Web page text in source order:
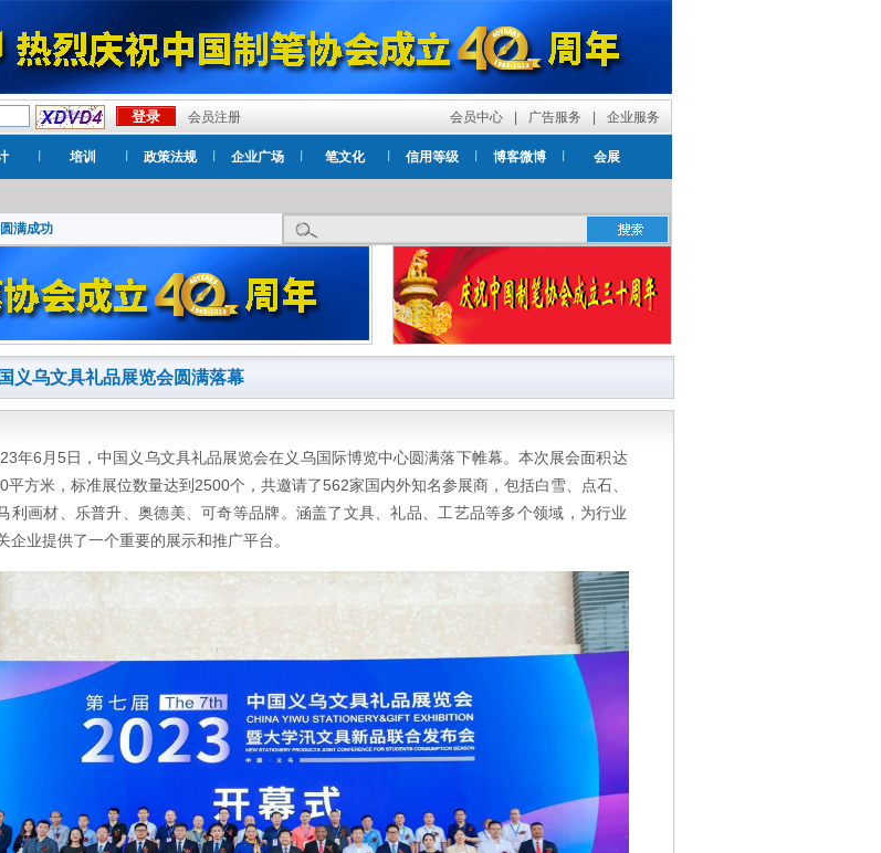
会员注册 会员中心 广告服务 企业服务
培训 政策法规 企业广场 笔文化 信用等级 博客微博 会展
满成功
义乌文具礼品展览会圆满落幕
年6月5日，中国义乌文具礼品展览会在义乌国际博览中心圆满落下帷幕。本次展会面积达
平方米，标准展位数量达到2500个，共邀请了562家国内外知名参展商，包括白雪、点石、
利画材、乐普升、奥德美、可奇等品牌。涵盖了文具、礼品、工艺品等多个领域，为行业
企业提供了一个重要的展示和推广平台。